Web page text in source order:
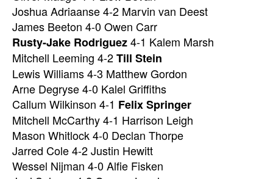
Joshua Adriaanse 4-2 Marvin van Deest
James Beeton 4-0 Owen Carr
Rusty-Jake Rodriguez4-1 Kalem Marsh
Mitchell Leeming 4-2Till Stein
Lewis Williams 4-3 Matthew Gordon
Arne Degryse 4-0 Kalel Griffiths
Callum Wilkinson 4-1 Felix Springer
Mitchell McCarthy 4-1 Harrison Leigh
Mason Whitlock 4-0 Declan Thorpe
Jarred Cole 4-2 Justin Hewitt
Wessel Nijman 4-0 Alfie Fisken